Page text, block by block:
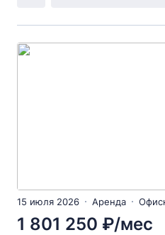
15 июля 2026 Аренда
1 801 250 ₽/мес